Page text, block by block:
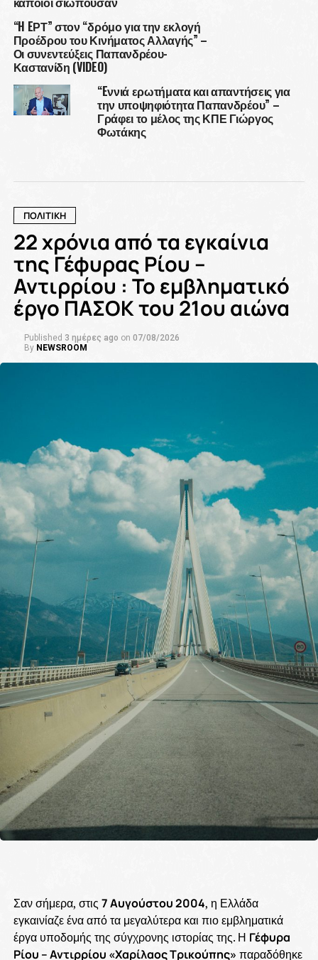
“H EΡΤ” στον “δρόμο για την εκλογή
Προέδρου του Κινήματος Αλλαγής” –
Οι συνεντεύξεις Παπανδρέου-
Καστανίδη (VIDEO)
“Eννιά ερωτήματα και απαντήσεις για
την υποψηφιότητα Παπανδρέου” –
Γράφει το μέλος της ΚΠΕ Γιώργος
Φωτάκης
ΠΟΛΙΤΙΚΗ
22 χρόνια από τα εγκαίνια
της Γέφυρας Ρίου –
Αντιρρίου : Το εμβληματικό
έργο ΠΑΣΟΚ του 21ου αιώνα
Published 3 ημέρες ago on 07/08/2026
By NEWSROOM
Σαν σήμερα, στις 7 Αυγούστου 2004, η Ελλάδα
εγκαινίαζε ένα από τα μεγαλύτερα και πιο εμβληματικά
έργα υποδομής της σύγχρονης ιστορίας της. Η Γέφυρα
Ρίου – Αντιρρίου «Χαρίλαος Τρικούπης» παραδόθηκε